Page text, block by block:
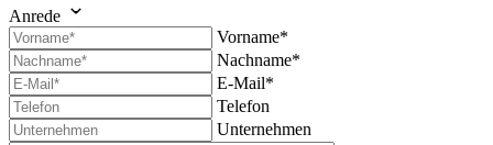
Anrede
Vorname*
Nachname*
E-Mail*
Telefon
Unternehmen